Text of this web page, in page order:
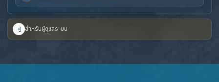
สำหรับผู้ดูแลระบบ